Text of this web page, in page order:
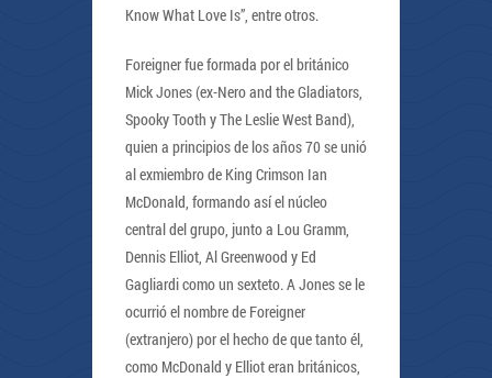
Know What Love Is”, entre otros.
Foreigner fue formada por el británico
Mick Jones (ex-Nero and the Gladiators,
Spooky Tooth y The Leslie West Band),
quien a principios de los años 70 se unió
al exmiembro de King Crimson Ian
McDonald, formando así el núcleo
central del grupo, junto a Lou Gramm,
Dennis Elliot, Al Greenwood y Ed
Gagliardi como un sexteto. A Jones se le
ocurrió el nombre de Foreigner
(extranjero) por el hecho de que tanto él,
como McDonald y Elliot eran británicos,